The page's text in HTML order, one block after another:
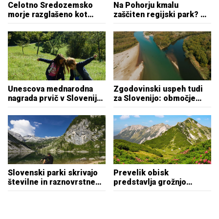
Celotno Sredozemsko
morje razglašeno kot
območje nadzora nad
izpusti žvepla z ladij
Na Pohorju kmalu
zaščiten regijski park? Tu
najdemo številne redke in
ogrožene vrste
Unescova mednarodna
nagrada prvič v Slovenijo:
izjemna biotska pestrost
in jabolka, ki pokajo od
okusa
Zgodovinski uspeh tudi
za Slovenijo: območje
odslej varnejše pred
grožnjami?
Slovenski parki skrivajo
številne in raznovrstne
naravne vrednote
Prevelik obisk
predstavlja grožnjo
preživetju vrst